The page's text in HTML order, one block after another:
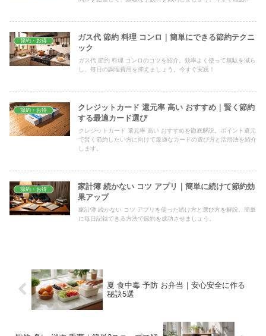
節約・お得
ガス代 節約 料理 コンロ｜簡単にできる節約テクニ
ック
ガス代 節約 料理 コンロのコツを紹介。効率よく使って無駄を減ら
し、毎日の調理費用を抑えましょう。今すぐ実践！
節約・お得
クレジットカード 還元率 高い おすすめ｜賢く節約
する最適カード選び
クレジットカード 還元率 高い おすすめを徹底解説。ポイント還元
で賢く節約したい方に向けて最適なカードの選び方と活用法を紹介
します。
節約・お得
家計簿 続かない コツ アプリ｜簡単に続けて節約効
果アップ
家計簿 続かない コツ アプリを使った続け方と選び方を解説。簡単
に毎日記録できる方法で節約を成功させましょう。
夏 食中毒 予防 お弁当｜安心安全に作る
秘訣5選